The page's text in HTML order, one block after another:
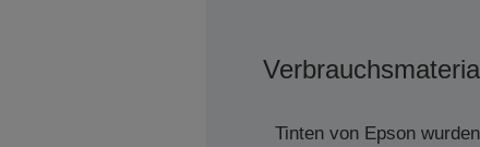
Tinten von Epson